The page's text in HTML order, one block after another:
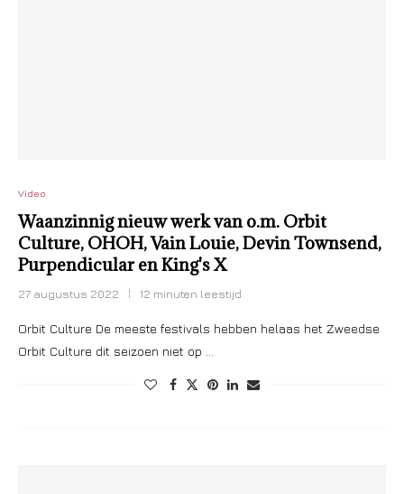
Video
Waanzinnig nieuw werk van o.m. Orbit
Culture, OHOH, Vain Louie, Devin Townsend,
Purpendicular en King's X
27 augustus 2022 12 minuten leestijd
Orbit Culture De meeste festivals hebben helaas het Zweedse
Orbit Culture dit seizoen niet op …